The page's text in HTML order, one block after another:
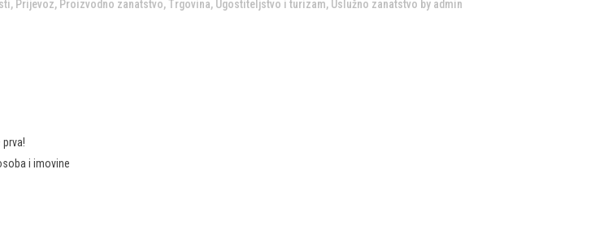
, Prijevoz, Proizvodno zanatstvo,Trgovina, Ugostiteljstvo i turizam, Uslužno zanatstvo by admin
i imovine